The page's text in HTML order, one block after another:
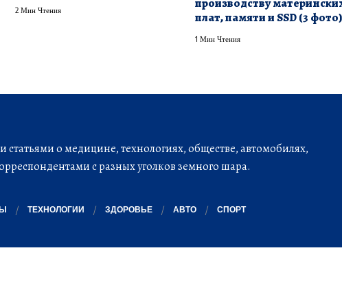
2 Мин Чтения
плат, памяти и SSD (3 фото)
1 Мин Чтения
о медицине, технологиях, обществе, автомобилях,
с разных уголков земного шара.
ТЕХНОЛОГИИ ЗДОРОВЬЕ АВТО СПОРТ